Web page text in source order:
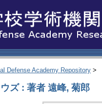
Defense Academy Repository >
ズ : 著者 遠峰, 菊郎